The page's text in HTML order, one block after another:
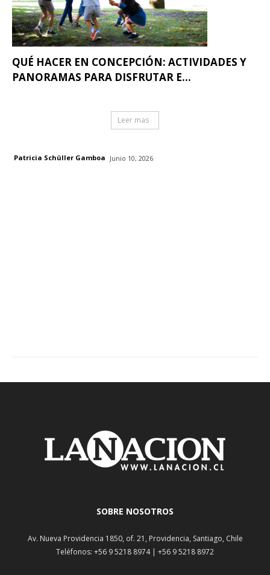
QUÉ HACER EN CONCEPCIÓN: ACTIVIDADES Y
PANORAMAS PARA DISFRUTAR E...
Leer mas
Patricia Schüller Gamboa Junio 10, 2026
SOBRE NOSOTROS
Av. Nueva Providencia 1850, of. 21, Providencia, Santiago, Chile
Teléfonos: +56 9 5218 8974 | +56 9 5218 8972